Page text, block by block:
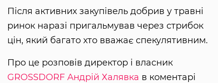
Після активних закупівель добрив у травні
ринок наразі пригальмував через стрибок
цін, який багато хто вважає спекулятивним.
Про це розповів директор і власник
GROSSDORF Андрій Халявка в коментарі